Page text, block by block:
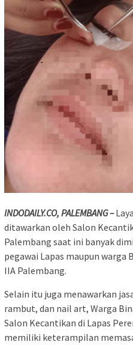
INDODAILY.CO, PALEMBANG –
ditawarkan oleh Salon
Palembang saat ini banyak
pegawai Lapas maupun warga
IIA Palembang.
Selain itu juga menawarkan
rambut, dan nail art, Warga
Salon Kecantikan di Lapas
memiliki keterampilan